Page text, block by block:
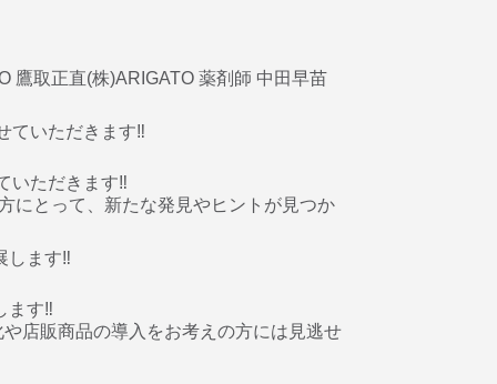
鷹取正直(株)ARIGATO 薬剤師 中田早苗
いただきます‼️
にとって、新たな発見やヒントが見つか
ます‼️
店販商品の導入をお考えの方には見逃せ